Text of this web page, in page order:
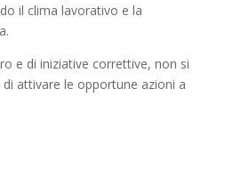
il clima lavorativo e la
e di iniziative correttive, non si
attivare le opportune azioni a